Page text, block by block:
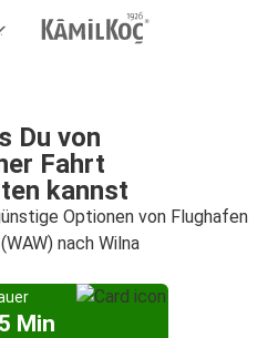
Du von
Fahrt
kannst
Optionen von Flughafen
nach Wilna
Min